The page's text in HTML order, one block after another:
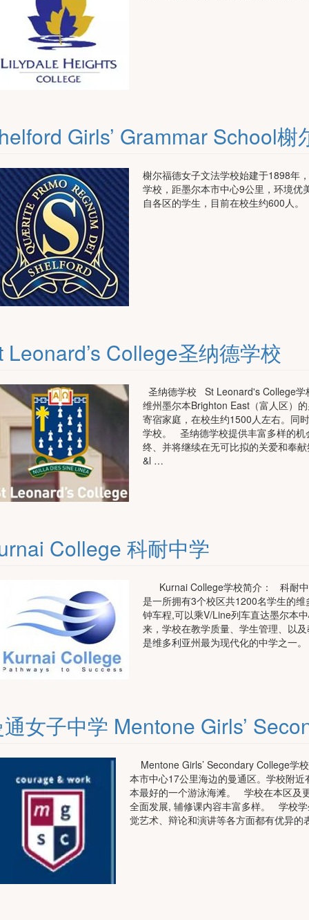
Girls’ Grammar School
榭尔福德女子文法学校始建于1898年
学校，距墨尔本市中心9公里，环境优
自各区的学生，目前在校生约600人。
Leonard’s College圣纳德学校
圣纳德学校 St Leonard's College
维州墨尔本Brighton East（富人区）
寄宿家庭，在校生约1500人左右。同
学校。 圣纳德学校提供丰富多样的机
终、并将继续在无可比拟的关爱和奉
&l …
College 科耐中学
Kurnai College学校简介： 科耐中
是一所拥有3个校区共1200名学生的
钟车程,可以乘V/Line列车直达墨尔本
来，学校在教学质量、学生管理、以
是维多利亚州最为现代化的中学之一
女子中学 Mentone Girls’
Mentone Girls’ Secondary College学
本市中心17公里海边的曼通区。学校附
本最好的一个游泳海滩。 学校在本区及
全面发展, 辅修课内容丰富多样。 学校
觉艺术、辩论和演讲等各方面都有优异